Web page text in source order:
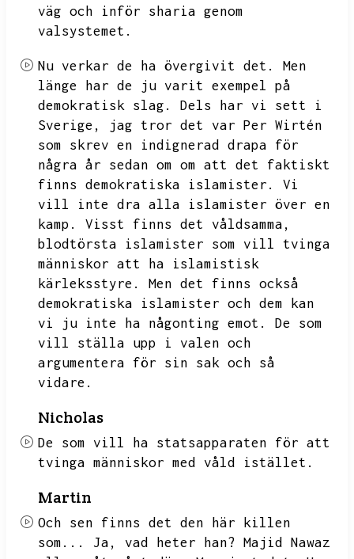
väg och inför sharia genom
valsystemet.
Nu verkar de ha övergivit det.
Men
länge har de ju varit exempel på
demokratisk slag.
Dels har vi sett i
Sverige,
jag tror det var Per Wirtén
som skrev en indignerad drapa för
några år sedan om om att det faktiskt
finns demokratiska islamister.
Vi
vill inte dra alla islamister över en
kamp.
Visst finns det våldsamma,
blodtörsta islamister som vill tvinga
människor att ha islamistisk
kärleksstyre.
Men det finns också
demokratiska islamister och dem kan
vi ju inte ha någonting emot.
De som
vill ställa upp i valen och
argumentera för sin sak och så
vidare.
Nicholas
De som vill ha statsapparaten för att
tvinga människor med våld istället.
Martin
Och sen finns det den här killen
som...
Ja, vad heter han? Majid Nawaz